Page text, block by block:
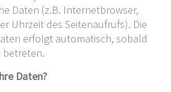
Daten (z.B. Internetbrowser,
Uhrzeit des Seitenaufrufs). Die
erfolgt automatisch, sobald
betreten.
Daten?